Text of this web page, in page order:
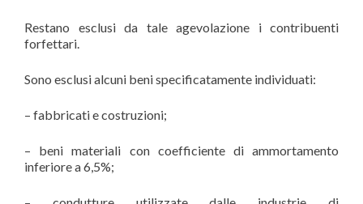
Restano esclusi da tale agevolazione i contribuenti
forfettari.
Sono esclusi alcuni beni specificatamente individuati:
– fabbricati e costruzioni;
– beni materiali con coefficiente di ammortamento
inferiore a 6,5%;